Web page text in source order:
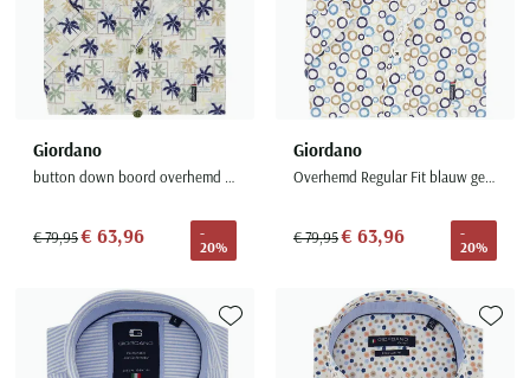
Giordano
button down boord overhemd groen palmbomen print
€ 79,95€ 63,96
-
20%
Giordano
Overhemd Regular Fit blauw geprint cirkels beige
€ 79,95€ 63,96
-
20%
Toevoegen aan favorieten